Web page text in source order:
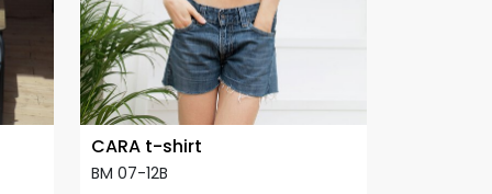
CARA t-shirt
BM 07-12B